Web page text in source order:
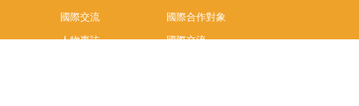
國際交流
人物專訪
國際合作對象
國際交流